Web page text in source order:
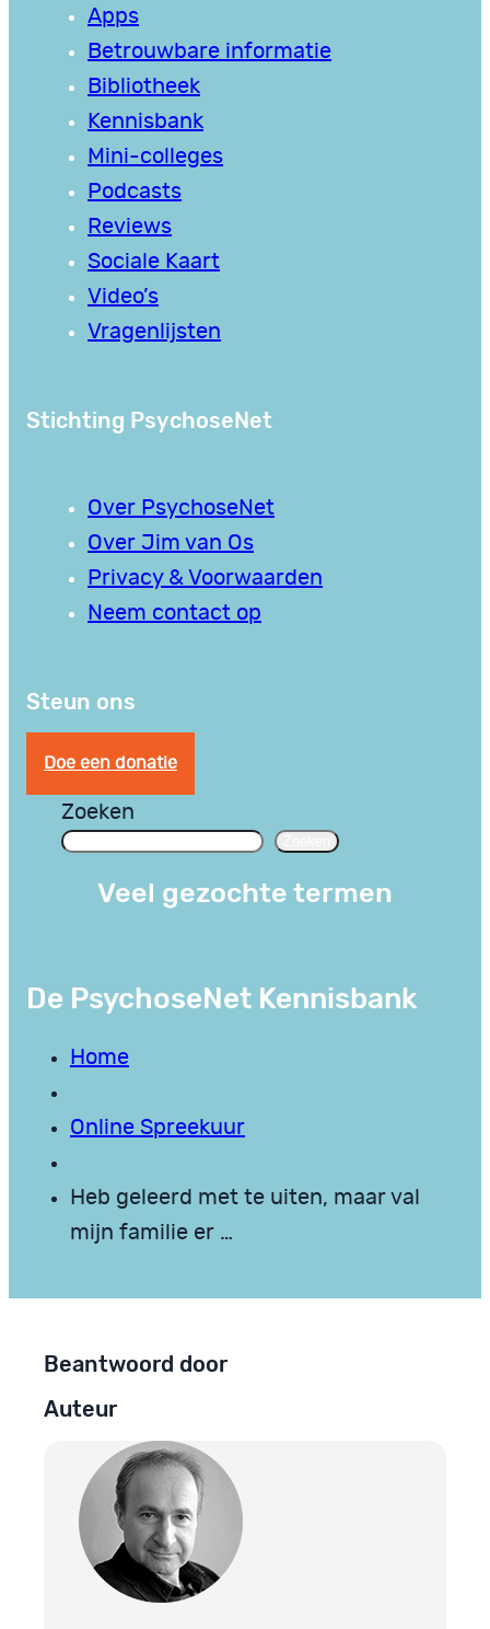
Apps
Betrouwbare informatie
Bibliotheek
Kennisbank
Mini-colleges
Podcasts
Reviews
Sociale Kaart
Video’s
Vragenlijsten
Stichting PsychoseNet
Over PsychoseNet
Over Jim van Os
Privacy & Voorwaarden
Neem contact op
Steun ons
Doe een donatie
Zoeken
Veel gezochte termen
De PsychoseNet Kennisbank
Home
Online Spreekuur
Heb geleerd met te uiten, maar val
mijn familie er …
Beantwoord door
Auteur